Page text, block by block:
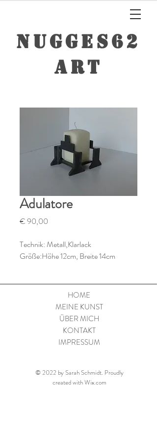
NUGGES62
ART
Adulatore
€ 90,00
Technik: Metall,Klarlack
Größe:Höhe 12cm, Breite 14cm
HOME
MEINE KUNST
ÜBER MICH
KONTAKT
IMPRESSUM
© 2022 by Sarah Schmidt. Proudly
created withWix.com